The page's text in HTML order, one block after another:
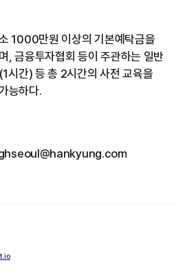
1000만원 이상의 기본예탁금을
, 금융투자협회 등이 주관하는 일반
시간) 등 총 2시간의 사전 교육을
능하다.